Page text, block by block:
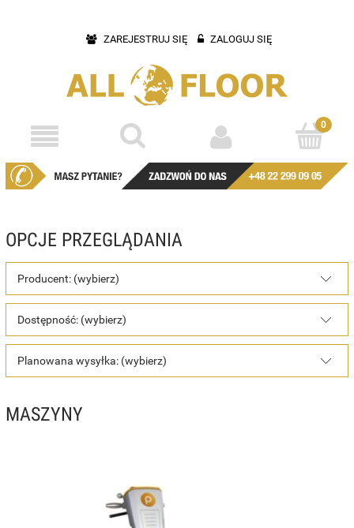
ZAREJESTRUJ SIĘ ZALOGUJ SIĘ
OPCJE PRZEGLĄDANIA
Producent: (wybierz)
Dostępność: (wybierz)
Planowana wysyłka: (wybierz)
MASZYNY